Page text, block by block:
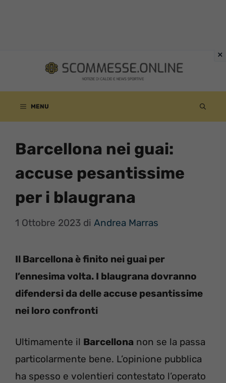
contenuto
MENU
Barcellona nei guai:
accuse pesantissime
per i blaugrana
1 Ottobre 2023 di Andrea Marras
Il Barcellona è finito nei guai per
l’ennesima volta. I blaugrana dovranno
difendersi da delle accuse pesantissime
nei loro confronti
Ultimamente il Barcellona non se la passa
particolarmente bene. L’opinione pubblica
ha spesso e volentieri contestato l’operato